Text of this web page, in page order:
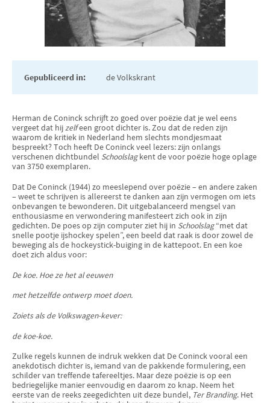
Gepubliceerd in: de Volkskrant
Herman de Coninck schrijft zo goed over poëzie dat je wel eens
vergeet dat hijzelfeen groot dichter is. Zou dat de reden zijn
waarom de kritiek in Nederland hem slechts mondjesmaat
bespreekt? Toch heeft De Coninck veel lezers: zijn onlangs
verschenen dichtbundel Schoolslagkent de voor poëzie hoge oplage
van 3750 exemplaren.
Dat De Coninck (1944) zo meeslepend over poëzie – en andere zaken
– weet te schrijven is allereerst te danken aan zijn vermogen om iets
onbevan­gen te bewonderen. Dit uitgebalanceerd mengsel van
enthousiasme en verwon­dering manifes­teert zich ook in zijn
gedichten. De poes op zijn computer ziet hij in School­slag“met dat
snelle pootje ijshockey spelen”, een beeld dat raak is door zowel de
beweging als de hockeystick-buiging in de kattepoot. En een koe
doet zich aldus voor:
De koe. Hoe ze het al eeuwen
met hetzelfde ontwerp moet doen.
Zoiets als de Volkswagen-kever:
de koe-koe.
Zulke regels kunnen de indruk wekken dat De Coninck vooral een
anekdotisch dichter is, iemand van de pakkende formulering, een
schilder van treffende tafereeltjes. Maar deze poëzie is op een
bedriegelijke manier eenvoudig en daarom zo knap. Neem het
eerste van de reeks zeegedichten uit deze bundel, Ter Branding. Het